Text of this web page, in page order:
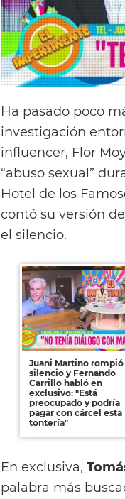
Ha pasado poco
investigación
influencer, Flor
“abuso sexual”
Hotel de los
contó su versión
el silencio.
Juani Martino rompió
silencio y Fernando
Carrillo habló en
exclusivo: "Está
preocupado y podría
pagar con cárcel esta
tontería"
En exclusiva,
palabra más